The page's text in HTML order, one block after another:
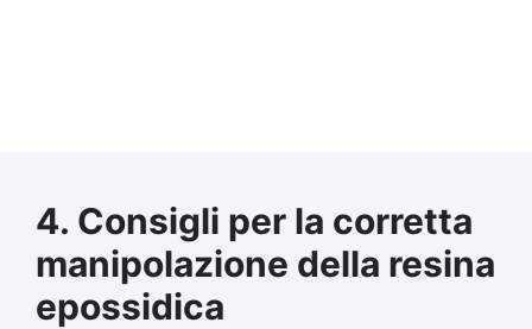
4. Consigli per la corretta
manipolazione della resina
epossidica